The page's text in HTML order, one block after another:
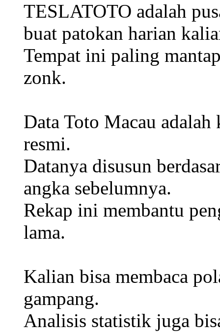
TESLATOTO adalah
buat patokan harian
Tempat ini paling
zonk.
Data Toto Macau
resmi.
Datanya disusun
angka sebelumnya.
Rekap ini membantu
lama.
Kalian bisa membaca
gampang.
Analisis statistik juga